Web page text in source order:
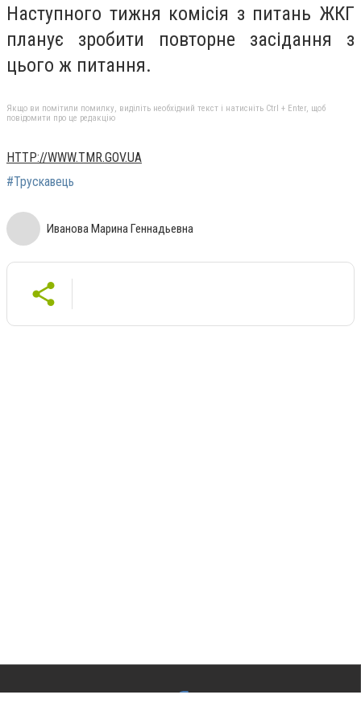
Наступного тижня комісія з питань ЖКГ
планує зробити повторне засідання з
цього ж питання.
Якщо ви помітили помилку, виділіть необхідний текст і натисніть Ctrl + Enter, щоб
повідомити про це редакцію
HTTP://WWW.TMR.GOV.UA
#Трускавець
Иванова Марина Геннадьевна